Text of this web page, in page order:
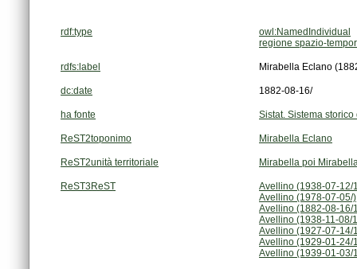
rdf:type
owl:NamedIndividual
regione spazio-
rdfs:label Mirabella Eclano
dc:date 1882-08-16/
ha fonte Sistat. Sistema
ReST2toponimo Mirabella Eclano
ReST2unità territoriale Mirabella poi
ReST3ReST
Avellino (1938-07-12/
Avellino (1978-07-05/)
Avellino (1882-08-16/
Avellino (1938-11-08/
Avellino (1927-07-14/
Avellino (1929-01-24/
Avellino (1939-01-03/